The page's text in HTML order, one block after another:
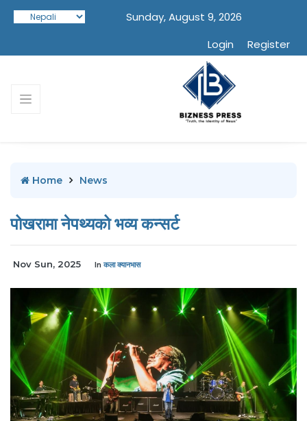
Sunday, August 9, 2026
Login
Register
Home News
पोखरामा नेपथ्यको भव्य कन्सर्ट
Nov Sun, 2025 In कला क्यानभास